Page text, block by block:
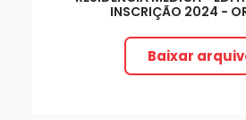
INSCRIÇÃO 2024 -
Baixar